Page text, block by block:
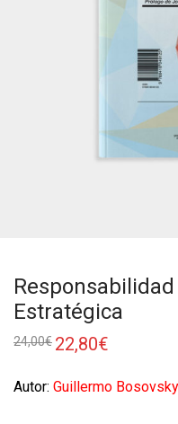
Estratégica
24,00€ 22,80€
Autor: Guillermo Bosovsky